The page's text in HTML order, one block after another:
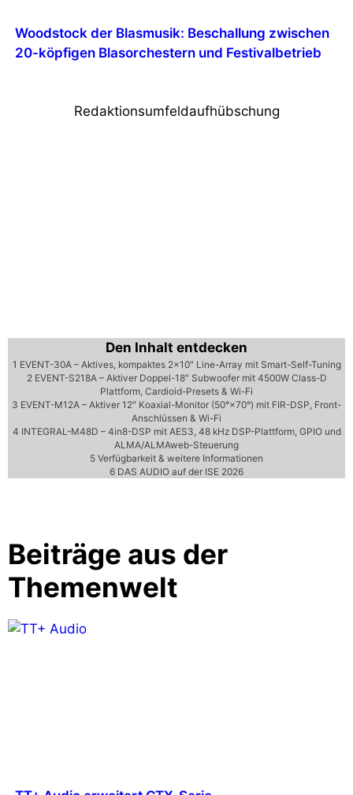
Woodstock der Blasmusik: Beschallung zwischen
20-köpfigen Blasorchestern und Festivalbetrieb
Redaktionsumfeldaufhübschung
Den Inhalt entdecken
1 EVENT-30A – Aktives, kompaktes 2×10″ Line-Array mit Smart-Self-Tuning
2 EVENT-S218A – Aktiver Doppel-18″ Subwoofer mit 4500W Class-D
Plattform, Cardioid-Presets & Wi-Fi
3 EVENT-M12A – Aktiver 12″ Koaxial-Monitor (50°×70°) mit FIR-DSP, Front-
Anschlüssen & Wi-Fi
4 INTEGRAL-M48D – 4in8-DSP mit AES3, 48 kHz DSP-Plattform, GPIO und
ALMA/ALMAweb-Steuerung
5 Verfügbarkeit & weitere Informationen
6 DAS AUDIO auf der ISE 2026
Beiträge aus der
Themenwelt